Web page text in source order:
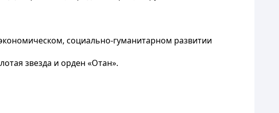
социально-гуманитарном развитии
звезда и орден «Отан».